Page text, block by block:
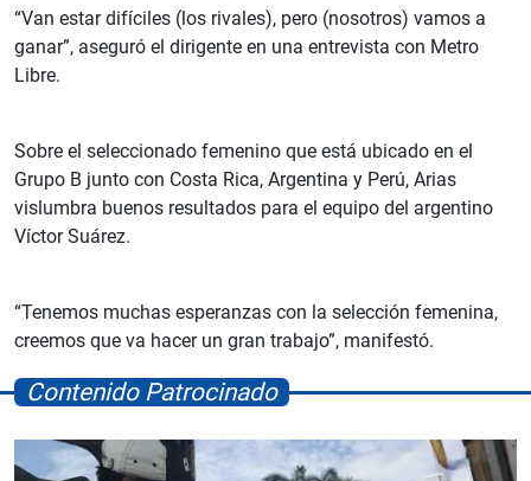
“Van estar difíciles (los rivales), pero (nosotros) vamos a
ganar”, aseguró el dirigente en una entrevista con Metro
Libre.
Sobre el seleccionado femenino que está ubicado en el
Grupo B junto con Costa Rica, Argentina y Perú, Arias
vislumbra buenos resultados para el equipo del argentino
Víctor Suárez.
“Tenemos muchas esperanzas con la selección femenina,
creemos que va hacer un gran trabajo”, manifestó.
Contenido Patrocinado